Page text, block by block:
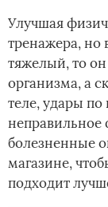
Улучшая
тренажера, но
тяжелый, то
организма, а
теле, удары
болезненные
магазине,
подходит